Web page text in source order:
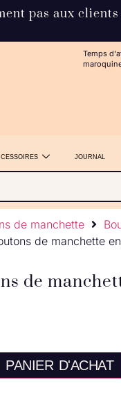
pas aux
Temps
JOURNAL
de manchette
de manchette
de
D'ACHAT